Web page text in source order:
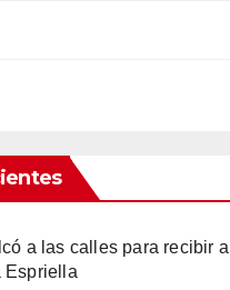
a las calles para recibir a
Espriella